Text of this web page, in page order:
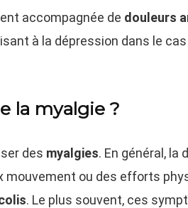
accompagnée de douleurs
à la dépression dans le cas
la myalgie ?
des myalgies. En général, la
mouvement ou des efforts
. Le plus souvent, ces